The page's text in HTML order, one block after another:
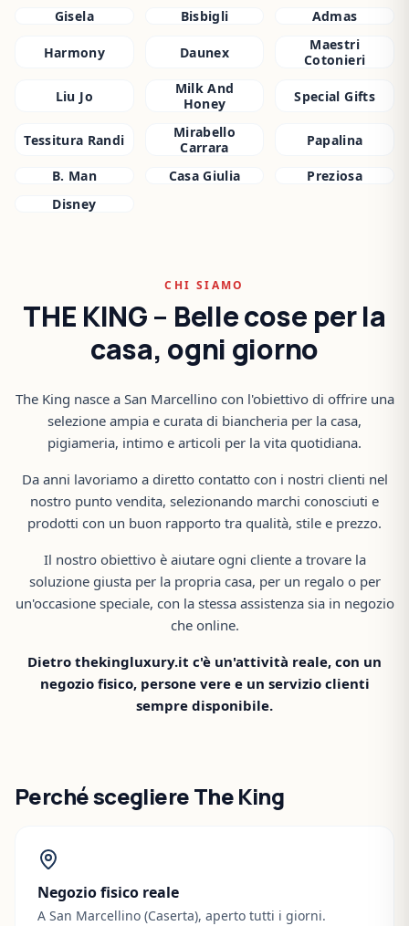
Gisela Bisbigli Admas
Harmony Daunex
Maestri
Cotonieri
Liu Jo
Milk And
Honey
Special Gifts
Tessitura Randi
Mirabello
Carrara
Papalina
B. Man Casa Giulia
Preziosa
Disney
CHI SIAMO
THE KING – Belle cose per la
casa, ogni giorno
The King nasce a San Marcellino con l'obiettivo di offrire una
selezione ampia e curata di biancheria per la casa,
pigiameria, intimo e articoli per la vita quotidiana.
Da anni lavoriamo a diretto contatto con i nostri clienti nel
nostro punto vendita, selezionando marchi conosciuti e
prodotti con un buon rapporto tra qualità, stile e prezzo.
Il nostro obiettivo è aiutare ogni cliente a trovare la
soluzione giusta per la propria casa, per un regalo o per
un'occasione speciale, con la stessa assistenza sia in negozio
che online.
Dietro thekingluxury.it c'è un'attività reale, con un
negozio fisico, persone vere e un servizio clienti
sempre disponibile.
Perché scegliere The King
Negozio fisico reale
A San Marcellino (Caserta), aperto tutti i giorni.